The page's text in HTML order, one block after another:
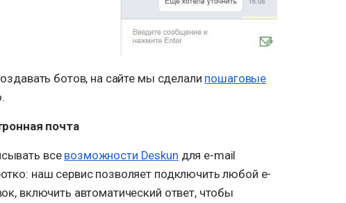
ботов, на сайте мы сделали пошаговые
почта
все возможности Deskun для e-mail
наш сервис позволяет подключить любой e-
включить автоматический ответ, чтобы